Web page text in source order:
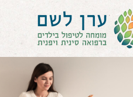
בית
הטיפול